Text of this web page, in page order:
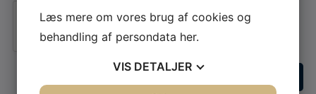
Jeg er ikke en robot
Læs mere om vores brug af cookies og
behandling af persondata her.
VIS DETALJER